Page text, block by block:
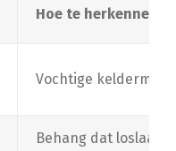
Hoe te herkennen?
Vochtige
Behang dat loslaat,